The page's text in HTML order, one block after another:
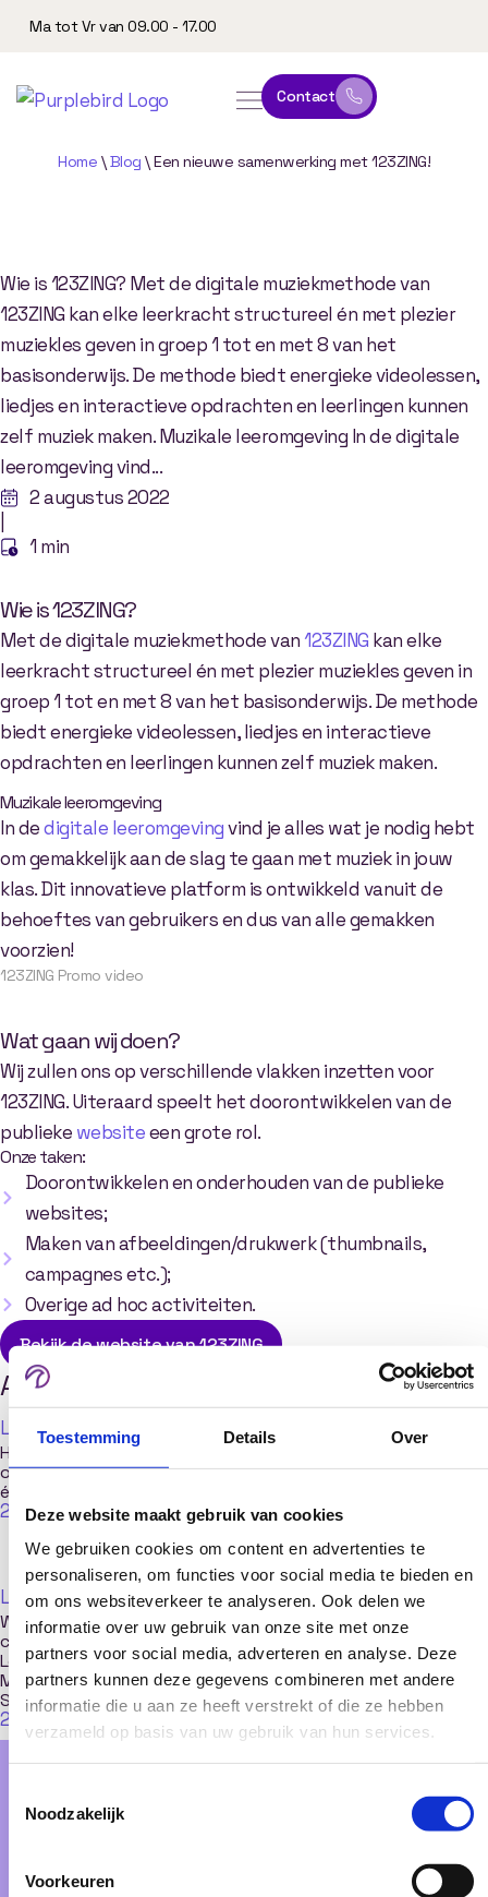
Toestemming Details Over
Deze website maakt gebruik van cookies
We gebruiken cookies om content en advertenties te
personaliseren, om functies voor social media te bieden en
om ons websiteverkeer te analyseren. Ook delen we
informatie over uw gebruik van onze site met onze
partners voor social media, adverteren en analyse. Deze
partners kunnen deze gegevens combineren met andere
informatie die u aan ze heeft verstrekt of die ze hebben
verzameld op basis van uw gebruik van hun services.
Noodzakelijk
Voorkeuren
Ma tot Vr van 09.00 - 17.00
Contact
Home \Blog \Een nieuwe samenwerking met 123ZING!
Wie is 123ZING? Met de digitale muziekmethode van
123ZING kan elke leerkracht structureel én met plezier
muziekles geven in groep 1 tot en met 8 van het
basisonderwijs. De methode biedt energieke videolessen,
liedjes en interactieve opdrachten en leerlingen kunnen
zelf muziek maken. Muzikale leeromgeving In de digitale
leeromgeving vind...
2 augustus 2022
1 min
Wie is 123ZING?
Met de digitale muziekmethode van 123ZING kan elke
leerkracht structureel én met plezier muziekles geven in
groep 1 tot en met 8 van het basisonderwijs. De methode
biedt energieke videolessen, liedjes en interactieve
opdrachten en leerlingen kunnen zelf muziek maken.
Muzikale leeromgeving
In dedigitale leeromgevingvind je alles wat je nodig hebt
om gemakkelijk aan de slag te gaan met muziek in jouw
klas. Dit innovatieve platform is ontwikkeld vanuit de
behoeftes van gebruikers en dus van alle gemakken
voorzien!
123ZING Promo video
Wat gaan wij doen?
Wij zullen ons op verschillende vlakken inzetten voor
123ZING. Uiteraard speelt het doorontwikkelen van de
publieke websiteeen grote rol.
Onze taken:
Doorontwikkelen en onderhouden van de publieke
websites;
Maken van afbeeldingen/drukwerk (thumbnails,
campagnes etc.);
Overige ad hoc activiteiten.
Bekijk de website van 123ZING
Andere artikelen
Leeromgeving
Hoe maak je een
online leeromgeving
écht interactief?
29 april 2026
Leeromgeving
Nederlands
learning platform de
beste keuze is.
29 april 2026
Leeromgeving
generaties leren
platform
Leeromgeving
Wat is een LMS? De
complete gids over
Learning
Management
Systems.
28 april 2026
Leeromgeving
Hoe kies je het juiste
LMS systeem voor
jouw organisatie?
28 april 2026
Leeromgeving
De 5 kenmerken van
lerende organisatie.
28 april 2026
Tijd om samen uit te vliegen!
helpen je om boven de rest uit te stijgen.